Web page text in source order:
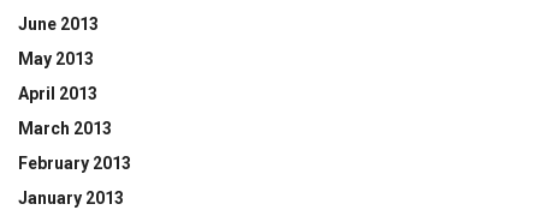
June 2013
May 2013
April 2013
March 2013
February 2013
January 2013